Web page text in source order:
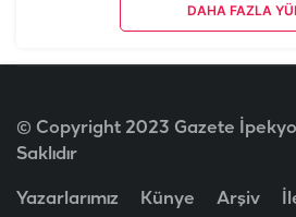
DAHA FAZLA
© Copyright 2023 Gazete
Saklıdır
Yazarlarımız Künye Arşiv